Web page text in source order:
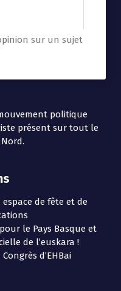
sur un sujet
politique
présent sur tout le
de fête et de
le Pays Basque et
de l’euskara !
d’EHBai